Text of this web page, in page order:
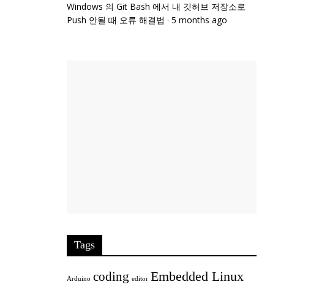
Windows 의 Git Bash 에서 내 깃허브 저장소로
Push 안될 때 오류 해결법 · 5 months ago
Tags
Arduino coding editor Embedded Linux